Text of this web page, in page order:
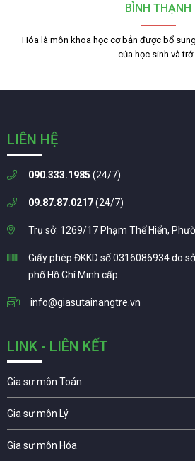
BÌNH THẠNH
Hóa là môn khoa học cơ bản được bổ
của học sinh và trở…
LIÊN HỆ
090.333.1985 (24/7)
09.87.87.0217(24/7)
Trụ sở: 1269/17 Phạm Thế Hiển,
Giấy phép ĐKKD số 0316086934 do
phố Hồ Chí Minh cấp
info@giasutainangtre.vn
LINK - LIÊN KẾT
Gia sư môn Toán
Gia sư môn Lý
Gia sư môn Hóa